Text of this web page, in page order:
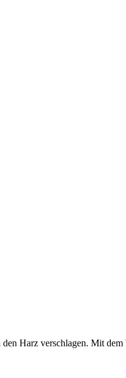
Harz verschlagen. Mit